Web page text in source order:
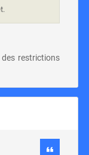
restrictions